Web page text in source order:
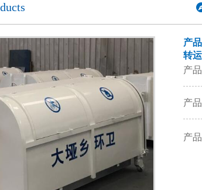
产
转
产
产
产